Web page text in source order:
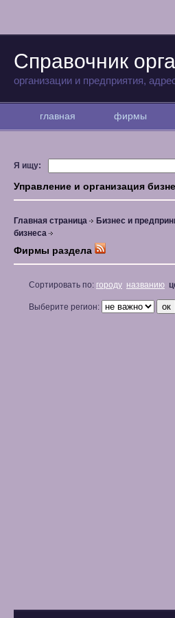
Справочник
организации и предприятия,
главная фирмы
Я ищу:
Управление и организация
Главная страница Бизнес и
бизнеса
Фирмы раздела
Сортировать по: городу названию
Выберите регион: